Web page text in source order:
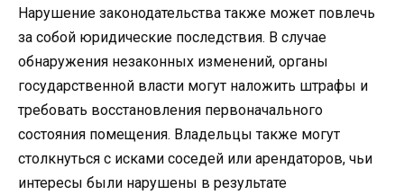
Нарушение законодательства также может повлечь
за собой юридические последствия. В случае
обнаружения незаконных изменений, органы
государственной власти могут наложить штрафы и
требовать восстановления первоначального
состояния помещения. Владельцы также могут
столкнуться с исками соседей или арендаторов, чьи
интересы были нарушены в результате